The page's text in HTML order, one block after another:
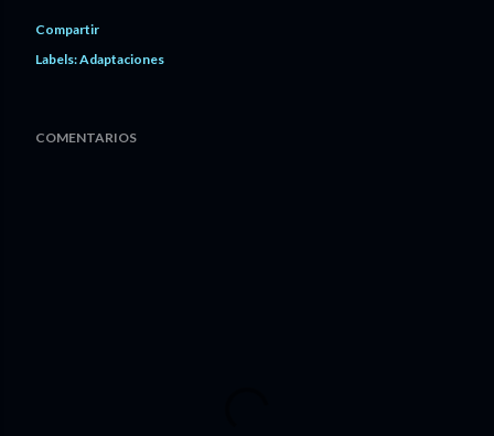
Compartir
Labels:Adaptaciones
COMENTARIOS